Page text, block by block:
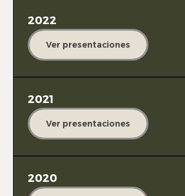
2022
Ver presentaciones
2021
Ver presentaciones
2020